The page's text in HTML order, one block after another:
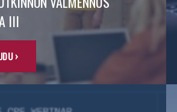
III
›